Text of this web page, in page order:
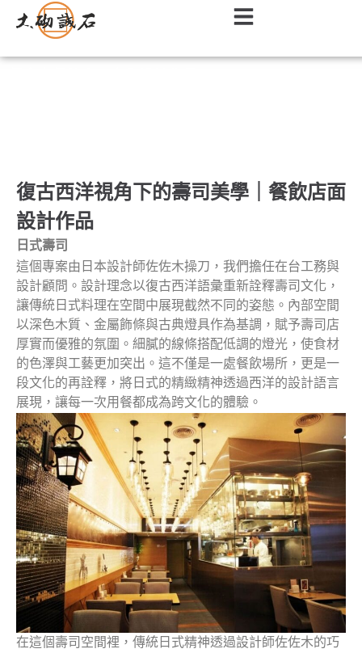
復古西洋視角下的壽司美學｜餐飲店面
設計作品
日式壽司
這個專案由日本設計師佐佐木操刀，我們擔任在台工務與
設計顧問。設計理念以復古西洋語彙重新詮釋壽司文化，
讓傳統日式料理在空間中展現截然不同的姿態。內部空間
以深色木質、金屬飾條與古典燈具作為基調，賦予壽司店
厚實而優雅的氛圍。細膩的線條搭配低調的燈光，使食材
的色澤與工藝更加突出。這不僅是一處餐飲場所，更是一
段文化的再詮釋，將日式的精緻精神透過西洋的設計語言
展現，讓每一次用餐都成為跨文化的體驗。
在這個壽司空間裡，傳統日式精神透過設計師佐佐木的巧